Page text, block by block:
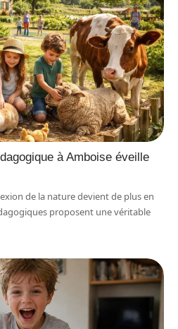
à Amboise éveille
de la nature devient de plus en
proposent une véritable